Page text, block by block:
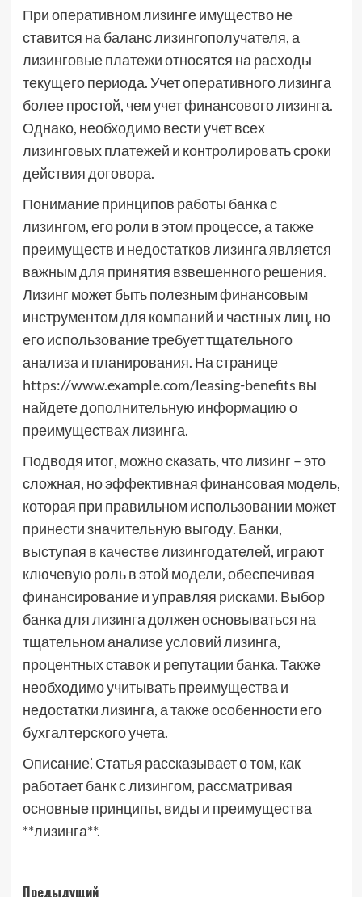
При оперативном лизинге имущество не
ставится на баланс лизингополучателя, а
лизинговые платежи относятся на расходы
текущего периода. Учет оперативного лизинга
более простой, чем учет финансового лизинга.
Однако, необходимо вести учет всех
лизинговых платежей и контролировать сроки
действия договора.
Понимание принципов работы банка с
лизингом, его роли в этом процессе, а также
преимуществ и недостатков лизинга является
важным для принятия взвешенного решения.
Лизинг может быть полезным финансовым
инструментом для компаний и частных лиц, но
его использование требует тщательного
анализа и планирования. На странице
https://www.example.com/leasing-benefits вы
найдете дополнительную информацию о
преимуществах лизинга.
Подводя итог, можно сказать, что лизинг – это
сложная, но эффективная финансовая модель,
которая при правильном использовании может
принести значительную выгоду. Банки,
выступая в качестве лизингодателей, играют
ключевую роль в этой модели, обеспечивая
финансирование и управляя рисками. Выбор
банка для лизинга должен основываться на
тщательном анализе условий лизинга,
процентных ставок и репутации банка. Также
необходимо учитывать преимущества и
недостатки лизинга, а также особенности его
бухгалтерского учета.
Описание⁚ Статья рассказывает о том, как
работает банк с лизингом, рассматривая
основные принципы, виды и преимущества
**лизинга**.
Предыдущий